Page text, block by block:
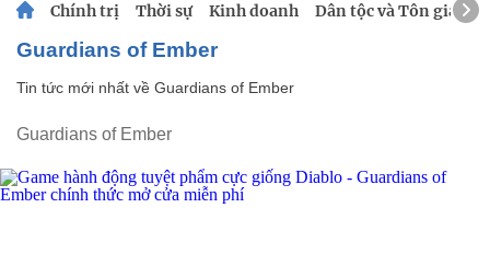
Chính trị Thời sự Kinh doanh Dân tộc và Tôn giáo
Guardians of Ember
Tin tức mới nhất về Guardians of Ember
Guardians of Ember